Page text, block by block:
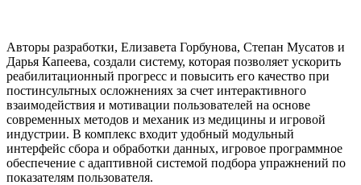
Авторы разработки, Елизавета Горбунова, Степан Мусатов и
Дарья Капеева, создали систему, которая позволяет ускорить
реабилитационный прогресс и повысить его качество при
постинсультных осложнениях за счет интерактивного
взаимодействия и мотивации пользователей на основе
современных методов и механик из медицины и игровой
индустрии. В комплекс входит удобный модульный
интерфейс сбора и обработки данных, игровое программное
обеспечение с адаптивной системой подбора упражнений по
показателям пользователя.